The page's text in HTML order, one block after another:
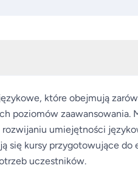
które obejmują
poziomów zaawansowania.
umiejętności
się kursy przygotowujące do
uczestników.